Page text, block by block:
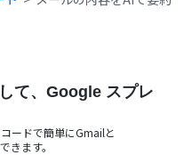
て、Google スプレ
ードで簡単にGmailと
きます。